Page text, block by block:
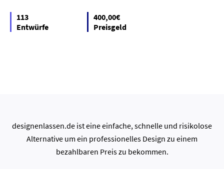
113
Entwürfe
400,00€
Preisgeld
designenlassen.de ist eine einfache, schnelle und risikolose
Alternative um ein professionelles Design zu einem
bezahlbaren Preis zu bekommen.